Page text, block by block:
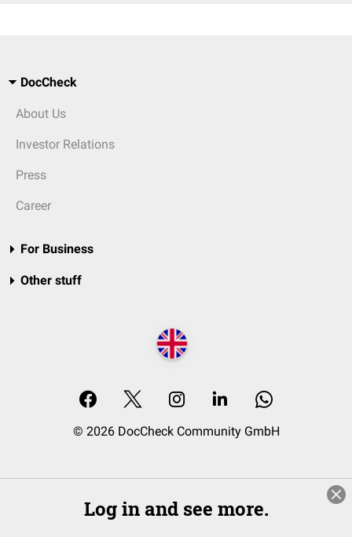
DocCheck
About Us
Investor Relations
Press
Career
For Business
Other stuff
© 2026 DocCheck Community GmbH
Log in and see more.